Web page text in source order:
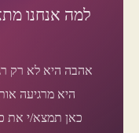
למה אנחנו
אהבה היא לא רק
היא מרגיעה
כאן תמצא/י את